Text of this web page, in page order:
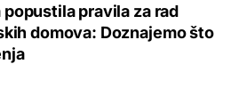
popustila pravila za rad
domova: Doznajemo što